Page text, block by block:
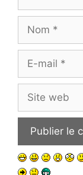
Nom
Site
web